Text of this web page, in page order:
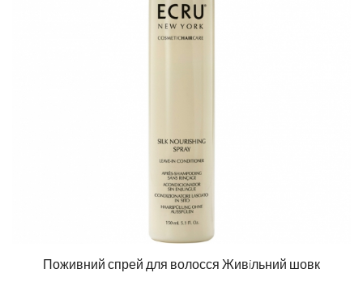
Поживний спрей для волосся Живiльний шовк